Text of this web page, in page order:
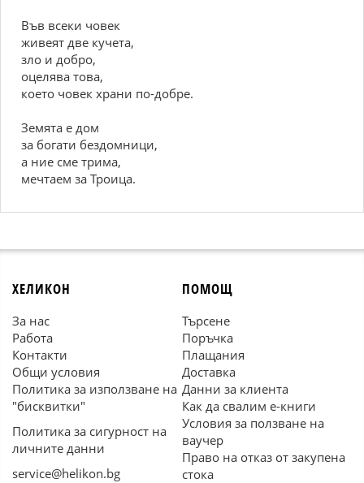
Във всеки човек
живеят две кучета,
зло и добро,
оцелява това,
което човек храни по-добре.
Земята е дом
за богати бездомници,
а ние сме трима,
мечтаем за Троица.
ХЕЛИКОН
За нас
Работа
Контакти
Общи условия
Политика за използване на
"бисквитки"
Политика за сигурност на
личните данни
service@helikon.bg
ПОМОЩ
Търсене
Поръчка
Плащания
Доставка
Данни за клиента
Как да свалим е-книги
Условия за ползване на
ваучер
Право на отказ от закупена
стока